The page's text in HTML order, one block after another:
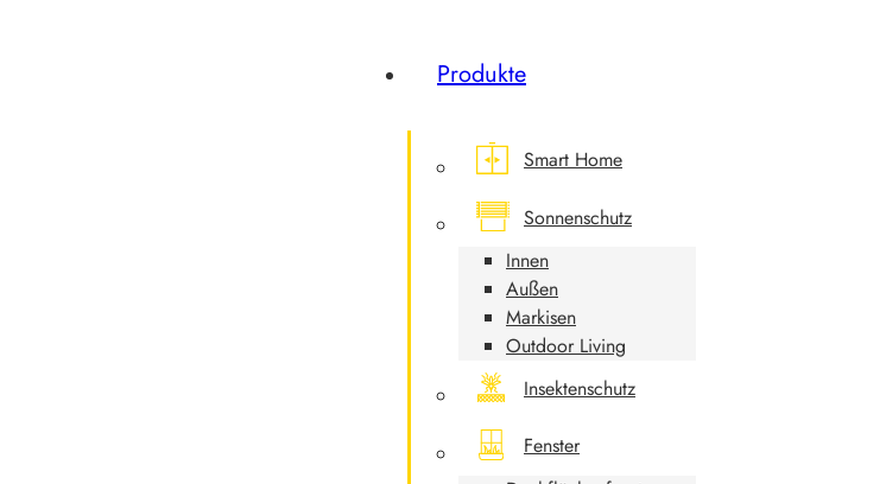
Produkte
Smart Home
Sonnenschutz
Innen
Außen
Markisen
Outdoor Living
Insektenschutz
Fenster